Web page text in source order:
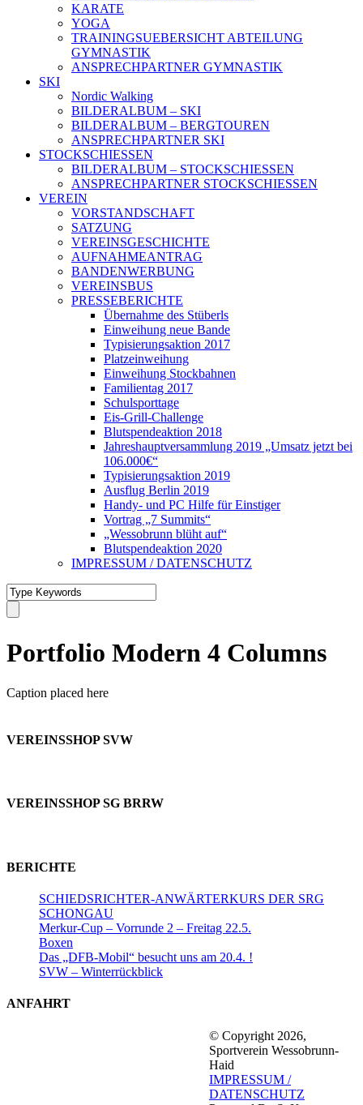
KARATE
YOGA
TRAININGSUEBERSICHT ABTEILUNG
GYMNASTIK
ANSPRECHPARTNER GYMNASTIK
SKI
Nordic Walking
BILDERALBUM – SKI
BILDERALBUM – BERGTOUREN
ANSPRECHPARTNER SKI
STOCKSCHIESSEN
BILDERALBUM – STOCKSCHIESSEN
ANSPRECHPARTNER STOCKSCHIESSEN
VEREIN
VORSTANDSCHAFT
SATZUNG
VEREINSGESCHICHTE
AUFNAHMEANTRAG
BANDENWERBUNG
VEREINSBUS
PRESSEBERICHTE
Übernahme des Stüberls
Einweihung neue Bande
Typisierungsaktion 2017
Platzeinweihung
Einweihung Stockbahnen
Familientag 2017
Schulsporttage
Eis-Grill-Challenge
Blutspendeaktion 2018
Jahreshauptversammlung 2019 „Umsatz jetzt bei
106.000€“
Typisierungsaktion 2019
Ausflug Berlin 2019
Handy- und PC Hilfe für Einstiger
Vortrag „7 Summits“
„Wessobrunn blüht auf“
Blutspendeaktion 2020
IMPRESSUM / DATENSCHUTZ
Portfolio Modern 4 Columns
Caption placed here
VEREINSSHOP SVW
VEREINSSHOP SG BRRW
BERICHTE
SCHIEDSRICHTER-ANWÄRTERKURS DER SRG
SCHONGAU
Merkur-Cup – Vorrunde 2 – Freitag 22.5.
Boxen
Das „DFB-Mobil“ besucht uns am 20.4. !
SVW – Winterrückblick
ANFAHRT
© Copyright 2026,
Sportverein Wessobrunn-
Haid
IMPRESSUM /
DATENSCHUTZ